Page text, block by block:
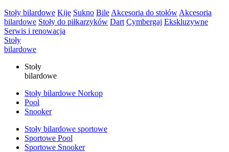
Stoły bilardowe Kije Sukno Bile Akcesoria do stołów Akcesoria
bilardowe Stoły do piłkarzyków Dart Cymbergaj Ekskluzywne
Serwis i renowacja
Stoły
bilardowe
Stoły
bilardowe
Stoły bilardowe Norkop
Pool
Snooker
Stoły bilardowe sportowe
Sportowe Pool
Sportowe Snooker